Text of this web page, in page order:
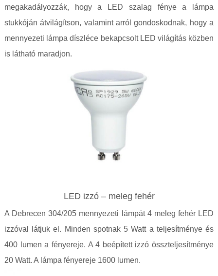
megakadályozzák, hogy a LED szalag fénye a lámpa
stukkóján átvilágítson, valamint arról gondoskodnak, hogy a
mennyezeti lámpa díszléce bekapcsolt LED világítás közben
is látható maradjon.
LED izzó – meleg fehér
A Debrecen 304/205 mennyezeti lámpát 4 meleg fehér LED
izzóval látjuk el. Minden spotnak 5 Watt a teljesítménye és
400 lumen a fényereje. A 4 beépített izzó összteljesítménye
20 Watt. A lámpa fényereje 1600 lumen.